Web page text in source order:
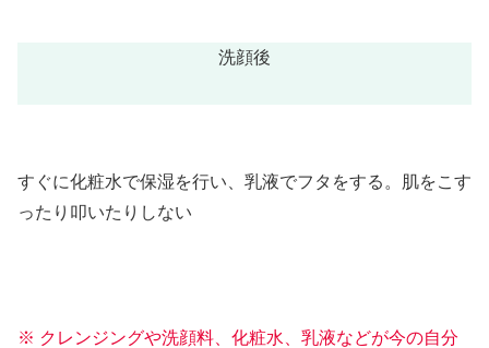
洗顔後
すぐに化粧水で保湿を行い、乳液でフタをする。肌をこす
ったり叩いたりしない
※ クレンジングや洗顔料、化粧水、乳液などが今の自分